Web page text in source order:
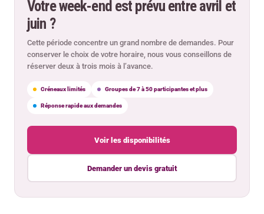
Votre week-end est prévu entre avril et
juin ?
Cette période concentre un grand nombre de demandes. Pour
conserver le choix de votre horaire, nous vous conseillons de
réserver deux à trois mois à l’avance.
Créneaux limités Groupes de 7 à 50 participantes et plus
Réponse rapide aux demandes
Voir les disponibilités
Demander un devis gratuit